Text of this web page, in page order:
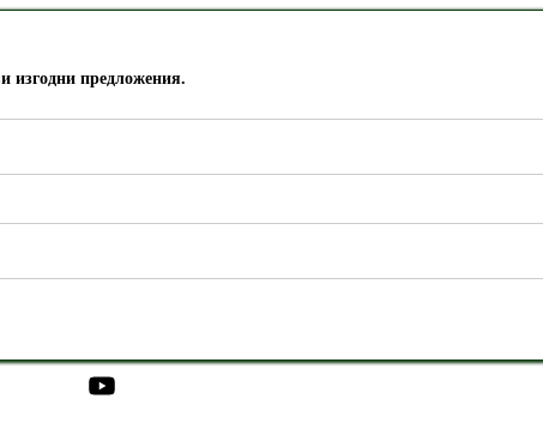
изгодни предложения.